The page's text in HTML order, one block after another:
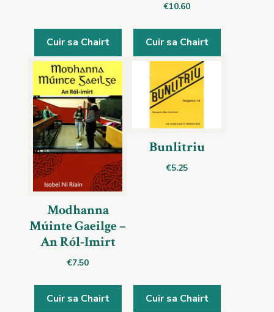
Cuir sa Chairt
€10.60
Cuir sa Chairt
Modhanna
Múinte Gaeilge –
An Ról-Imirt
€7.50
Cuir sa Chairt
Bunlitriu
€5.25
Cuir sa Chairt